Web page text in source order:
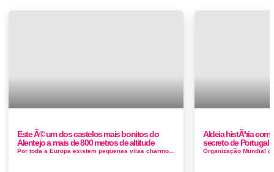
Este Ã© um dos castelos mais bonitos do
Alentejo a mais de 800 metros de altitude
Aldeia histÃ³ria
secreto de Portugal